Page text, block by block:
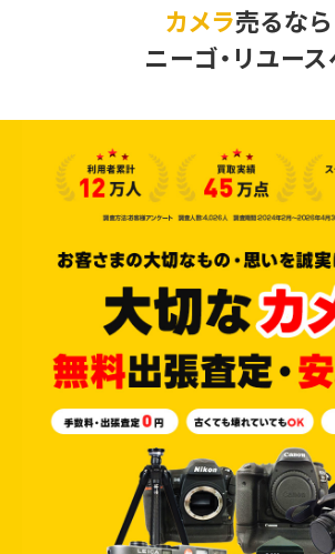
カメラ売るなら
ニーゴ・リユー